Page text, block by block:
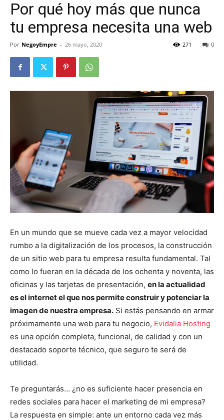
Por qué hoy más que nunca
tu empresa necesita una web
Por NegoyEmpre - 26 mayo, 2020 0
271
En un mundo que se mueve cada vez a mayor velocidad
rumbo a la digitalización de los procesos, la construcción
de un sitio web para tu empresa resulta fundamental. Tal
como lo fueran en la década de los ochenta y noventa, las
oficinas y las tarjetas de presentación, en la actualidad
es el internet el que nos permite construir y potenciar la
imagen de nuestra empresa. Si estás pensando en armar
próximamente una web para tu negocio, Evidalia Hosting
es una opción completa, funcional, de calidad y con un
destacado soporte técnico, que seguro te será de
utilidad.
Te preguntarás… ¿no es suficiente hacer presencia en
redes sociales para hacer el marketing de mi empresa?
La respuesta en simple: ante un entorno cada vez más